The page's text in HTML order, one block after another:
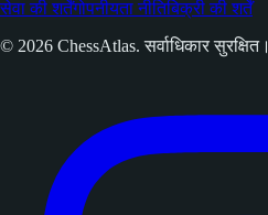
सेवा की शर्तेंगोपनीयता नीतिबिक्री की शर्तें
© 2026 ChessAtlas. सर्वाधिकार सुरक्षित।